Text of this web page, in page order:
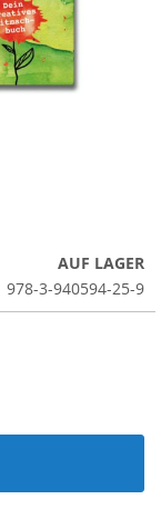
AUF LAGER
978-3-940594-25-9